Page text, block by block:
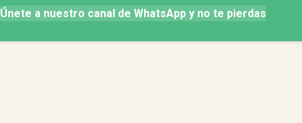
Únete a nuestro canal de WhatsApp y no te pierdas